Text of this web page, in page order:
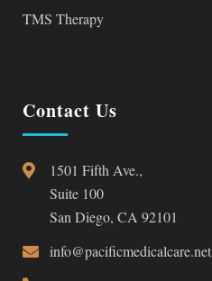
TMS Therapy
Contact Us
1501 Fifth Ave.,
Suite 100
San Diego, CA 92101
info@pacificmedicalcare.net